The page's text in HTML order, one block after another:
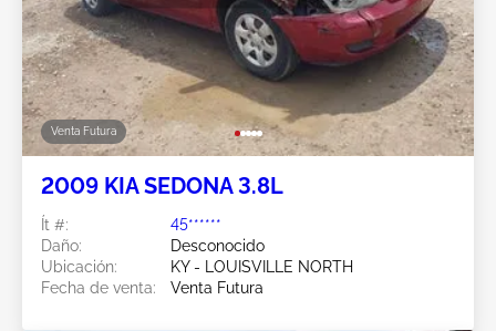
Venta Futura
2009 KIA SEDONA 3.8L
Ít #:
45******
Daño:
Desconocido
Ubicación:
KY - LOUISVILLE NORTH
Fecha de venta:
Venta Futura